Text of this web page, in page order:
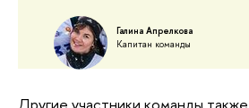
Галина Апрелкова
Капитан команды
Другие участники команды